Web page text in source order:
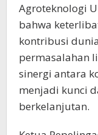
Agroteknologi
bahwa
kontribusi
permasalahan
sinergi antara
menjadi kunci
berkelanjutan.